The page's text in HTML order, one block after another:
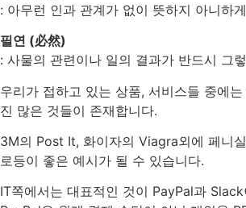
: 아무런 인과 관계가 없이 뜻하지 아니하
필연 (必然)
: 사물의 관련이나 일의 결과가 반드시 그
우리가 접하고 있는 상품, 서비스들 중에는
진 많은 것들이 존재합니다.
3M의 Post It, 화이자의 Viagra외에 페니
로등이 좋은 예시가 될 수 있습니다.
IT쪽에서는 대표적인 것이 PayPal과